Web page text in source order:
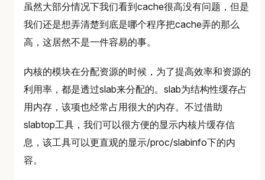
虽然大部分情况下我们看到cache很高没有问题，但是
我们还是想弄清楚到底是哪个程序把cache弄的那么
高，这居然不是一件容易的事。
内核的模块在分配资源的时候，为了提高效率和资源的
利用率，都是透过slab来分配的。slab为结构性缓存占
用内存，该项也经常占用很大的内存。不过借助
slabtop工具，我们可以很方便的显示内核片缓存信
息，该工具可以更直观的显示/proc/slabinfo下的内
容。